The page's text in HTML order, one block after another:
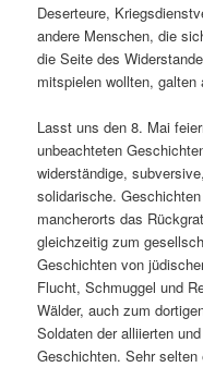
Deserteure,
andere Menschen, die
die Seite des
mitspielen wollten, galten
Lasst uns den 8. Mai
unbeachteten
widerständige,
solidarische.
mancherorts das
gleichzeitig zum
Geschichten von
Flucht, Schmuggel und
Wälder, auch zum
Soldaten der alliierten
Geschichten. Sehr